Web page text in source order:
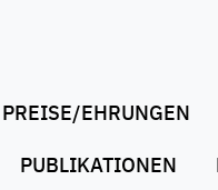
PREISE/EHRUNGEN
PUBLIKATIONEN